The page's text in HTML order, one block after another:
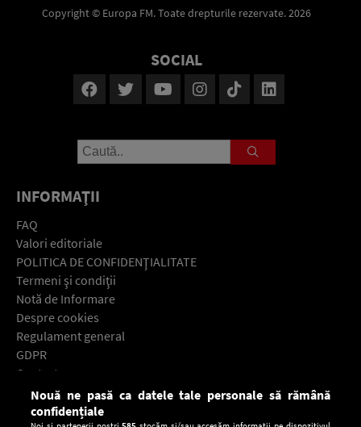
Copyright © Europa FM. Toate drepturile rezervate. 2026
SOCIAL
INFORMAŢII
FAQ
Valori editoriale
POLITICA DE CONFIDENŢIALITATE
Termeni şi condiţii
Notă de Informare
Despre cookies
Regulament general
GDPR
Contact
Descarcă gratuit aplicaţia Europa FM pentru smartphone:
Nouă ne pasă ca datele tale personale să rămână
confidențiale